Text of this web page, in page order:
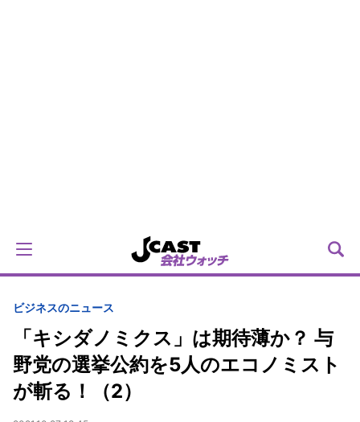
ビジネスのニュース
「キシダノミクス」は期待薄か？ 与
野党の選挙公約を5人のエコノミスト
が斬る！（2）